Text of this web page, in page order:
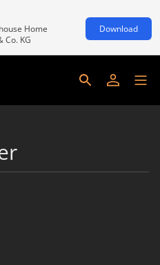
Home
Co. KG
Download